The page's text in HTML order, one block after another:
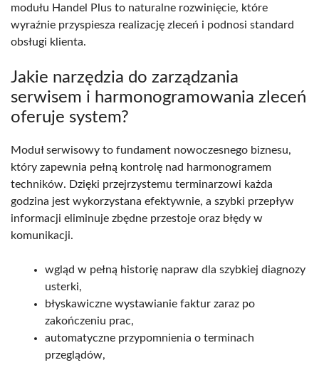
modułu Handel Plus to naturalne rozwinięcie, które
wyraźnie przyspiesza realizację zleceń i podnosi standard
obsługi klienta.
Jakie narzędzia do zarządzania
serwisem i harmonogramowania zleceń
oferuje system?
Moduł serwisowy to fundament nowoczesnego biznesu,
który zapewnia pełną kontrolę nad harmonogramem
techników. Dzięki przejrzystemu terminarzowi każda
godzina jest wykorzystana efektywnie, a szybki przepływ
informacji eliminuje zbędne przestoje oraz błędy w
komunikacji.
wgląd w pełną historię napraw dla szybkiej diagnozy
usterki,
błyskawiczne wystawianie faktur zaraz po
zakończeniu prac,
automatyczne przypomnienia o terminach
przeglądów,